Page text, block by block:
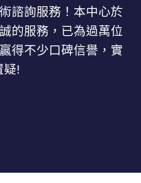
諮詢服務！本中心於
的服務，已為過萬位
得不少口碑信譽，實
疑!